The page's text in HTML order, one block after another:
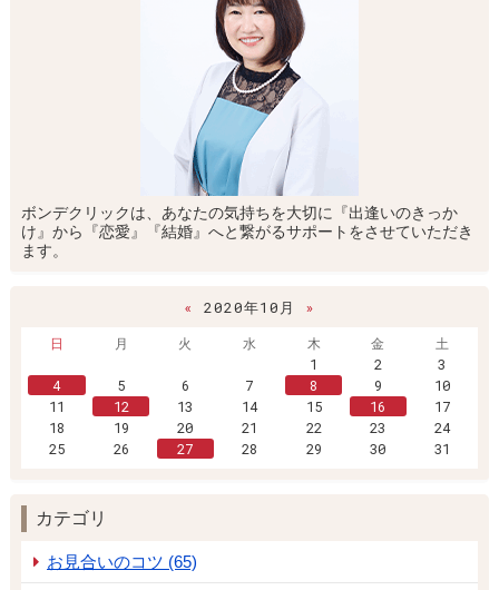
ボンデクリックは、あなたの気持ちを大切に『出逢いのきっか
け』から『恋愛』『結婚』へと繋がるサポートをさせていただき
ます。
« 2020年10月
»
日
月 火 水 木 金
土
1
2
3
4
5 6 7 8 9
10
11
12 13 14 15 16
17
18
19 20 21 22 23
24
25
26 27 28 29 30 31
カテゴリ
お見合いのコツ (65)